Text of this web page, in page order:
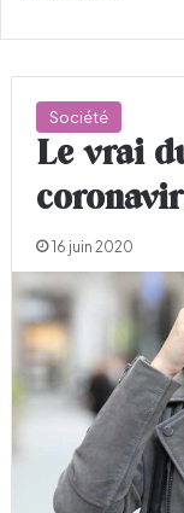
Société
Le vrai
16 juin 2020